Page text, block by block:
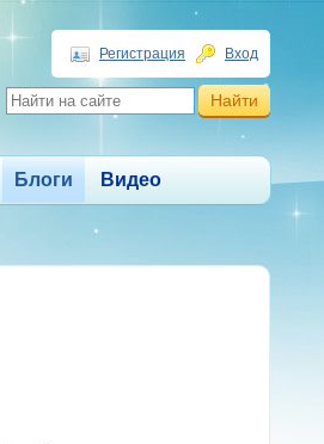
Регистрация Вход
Блоги Видео